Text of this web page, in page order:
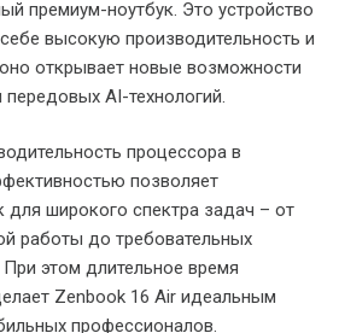
использованием
таких как Ceraluminum, что
к повреждениям по
алюминиевыми корпусами,
HP Spectre x360
XDNA 2, ASUS Zenbook 16 Air
возможности для работы с AI-
с HP Spectre x360, что делает
выбором для будущих AI-